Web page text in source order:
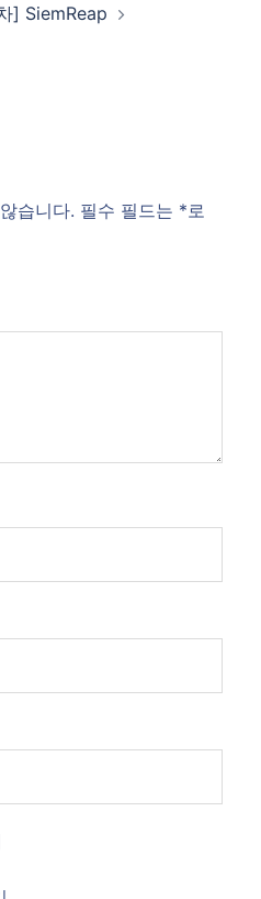
] SiemReap
습니다. 필수 필드는 * 로